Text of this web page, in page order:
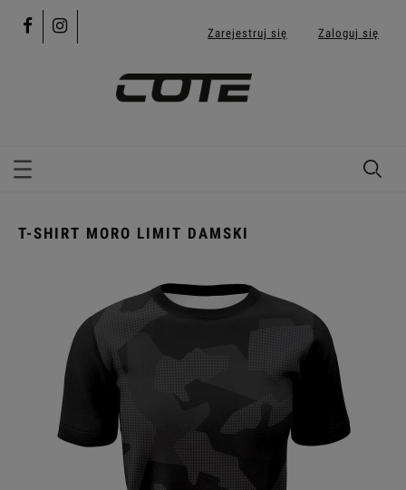
Zarejestruj się Zaloguj się
T-SHIRT MORO LIMIT DAMSKI